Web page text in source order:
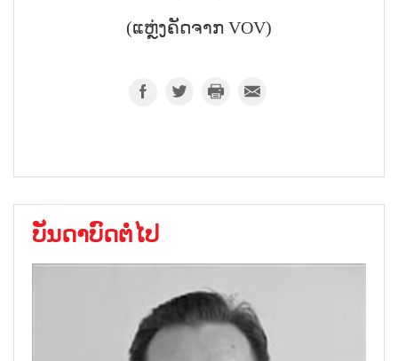
(ແຫຼ່ງຄັດຈາກ VOV)
ບັນດາບົດຕໍ່ໄປ